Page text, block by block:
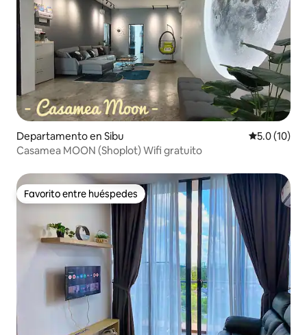
Departamento en Sibu Calificación
5.0 (10)
Casamea MOON (Shoplot) Wifi gratuito
Favorito entre huéspedes
Favorito entre huéspedes